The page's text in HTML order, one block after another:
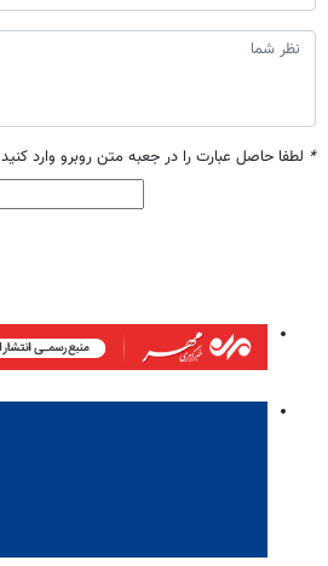
* لطفا حاصل عبارت را در جعبه متن روبرو وارد کنید